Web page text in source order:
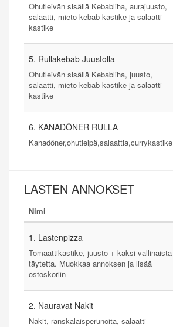
Ohutleivän sisällä Kebabliha, aurajuusto,
salaatti, mieto kebab kastike ja salaatti
kastike
5. Rullakebab Juustolla
Ohutleivän sisällä Kebabliha, juusto,
salaatti, mieto kebab kastike ja salaatti
kastike
6. KANADÖNER RULLA
Kanadöner,ohutleipä,salaattia,currykastike
LASTEN ANNOKSET
Nimi
1. Lastenpizza
Tomaattikastike, juusto + kaksi vallinaista
täytetta. Muokkaa annoksen ja lisää
ostoskoriin
2. Nauravat Nakit
Nakit, ranskalaisperunoita, salaatti